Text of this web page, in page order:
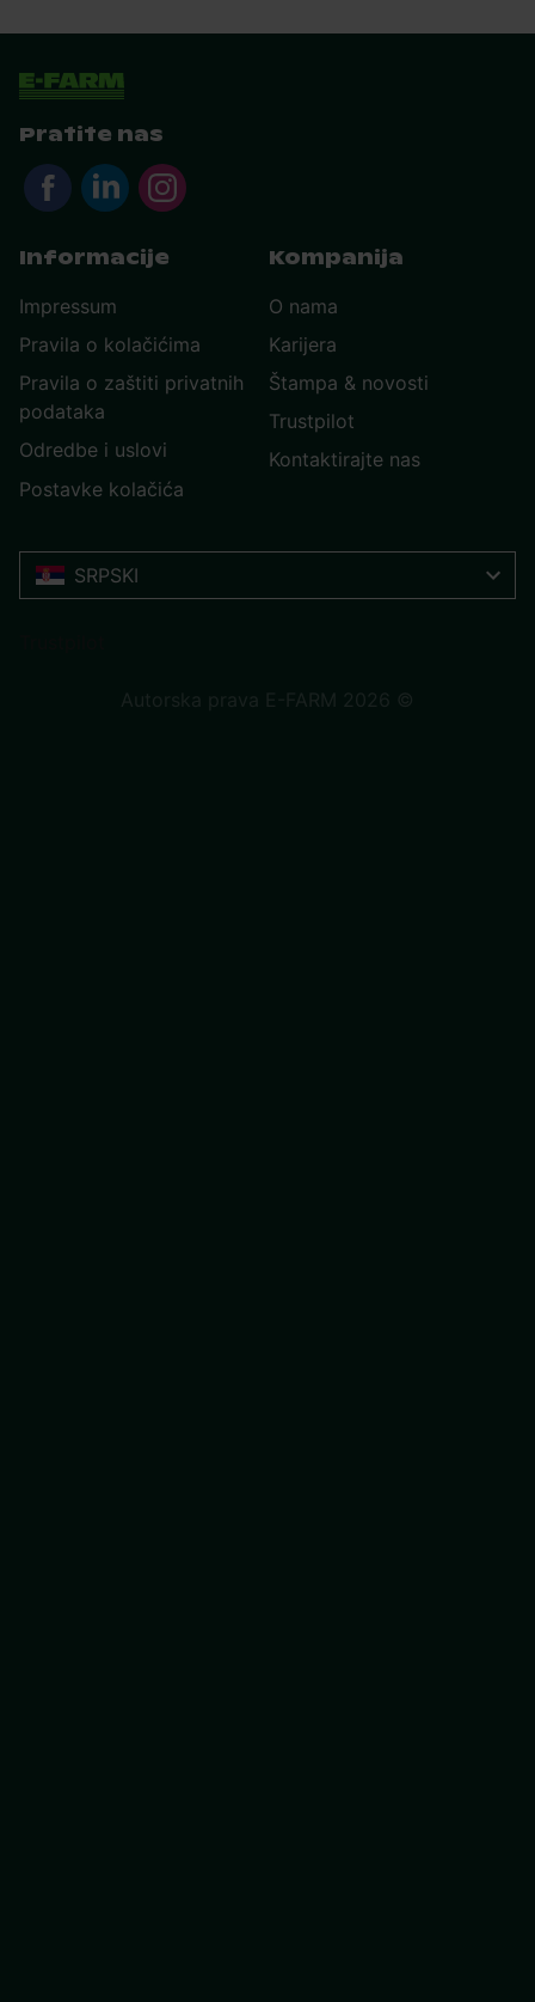
Pratite nas
Informacije
Impressum
Pravila o kolačićima
Pravila o zaštiti privatnih
podataka
Odredbe i uslovi
Postavke kolačića
Kompanija
O nama
Karijera
Štampa & novosti
Trustpilot
Kontaktirajte nas
SRPSKI